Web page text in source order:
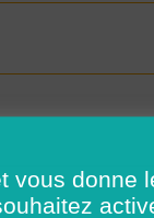
vous donne